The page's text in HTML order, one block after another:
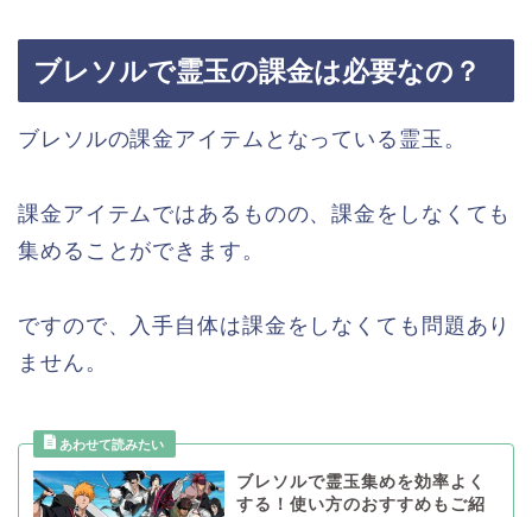
ブレソルで霊玉の課金は必要なの？
ブレソルの課金アイテムとなっている霊玉。
課金アイテムではあるものの、課金をしなくても
集めることができます。
ですので、入手自体は課金をしなくても問題あり
ません。
ブレソルで霊玉集めを効率よく
する！使い方のおすすめもご紹